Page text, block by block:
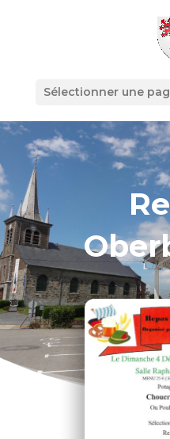
Sélectionner une